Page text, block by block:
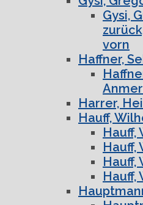
Gysi,
vorn
Haffner,
Harrer,
Hauff,
Hauff,
Hauff,
Hauff,
Hauff,